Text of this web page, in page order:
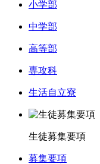
小学部
中学部
高等部
専攻科
生活自立寮
生徒募集要項
募集要項